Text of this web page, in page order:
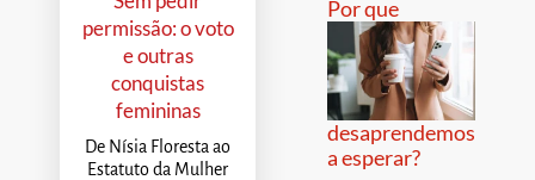
permissão: o voto
e outras
conquistas
femininas
De Nísia Floresta ao
Estatuto da Mulher
Por que
desaprendemos
a esperar?